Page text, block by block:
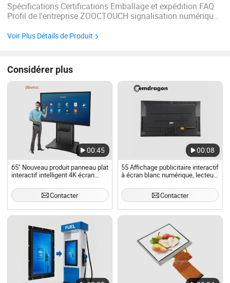
Spécifications Certifications Emballage et expédition FAQ
Profil de l'entreprise ZOOCTOUCH signalisation numérique
tout nouveau panneau DE jauge A. 2.un écran pour
Voir Plus Détails de Produit
Considérer plus
00:45
65" Nouveau produit panneau plat
interactif intelligent 4K écran
conférence éducatif pour école
bureau
Contacter
00:08
55 Affichage publicitaire interactif
à écran blanc numérique, lecteur
totem, kiosque publicitaire,
tableau blanc magique à écran
Contacter